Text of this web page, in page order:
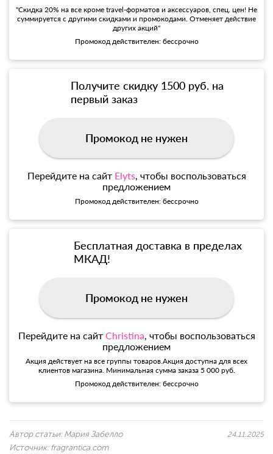
"Скидка 20% на все кроме travel-форматов и аксессуаров, спец. цен! Не
суммируется с другими скидками и промокодами. Отменяет действие
других акций"
Промокод действителен: бессрочно
Получите скидку 1500 руб. на
первый заказ
Промокод не нужен
Перейдите на сайт Elyts, чтобы воспользоваться
предложением
Промокод действителен: бессрочно
Бесплатная доставка в пределах
МКАД!
Промокод не нужен
Перейдите на сайт Christina, чтобы воспользоваться
предложением
Акция действует на все группы товаров.Акция доступна для всех
клиентов магазина. Минимальная сумма заказа 5 000 руб.
Промокод действителен: бессрочно
Автор статьи: Мария Забелло
Источник: fragrantica.com
24.11.2025